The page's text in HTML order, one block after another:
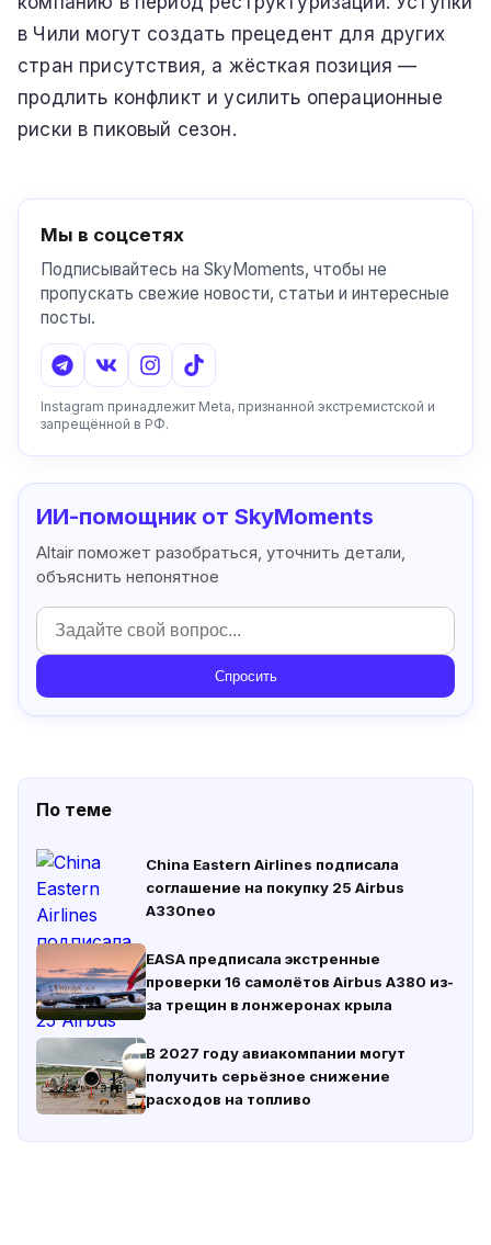
в Чили могут создать прецедент для других
стран присутствия, а жёсткая позиция —
продлить конфликт и усилить операционные
риски в пиковый сезон.
Мы в соцсетях
Подписывайтесь на SkyMoments, чтобы не
пропускать свежие новости, статьи и интересные
посты.
Instagram принадлежит Meta, признанной экстремистской и
запрещённой в РФ.
ИИ-помощник от SkyMoments
Altair поможет разобраться, уточнить детали,
объяснить непонятное
Спросить
По теме
China Eastern Airlines подписала
соглашение на покупку 25 Airbus
A330neo
EASA предписала экстренные
проверки 16 самолётов Airbus A380 из-
за трещин в лонжеронах крыла
В 2027 году авиакомпании могут
получить серьёзное снижение
расходов на топливо